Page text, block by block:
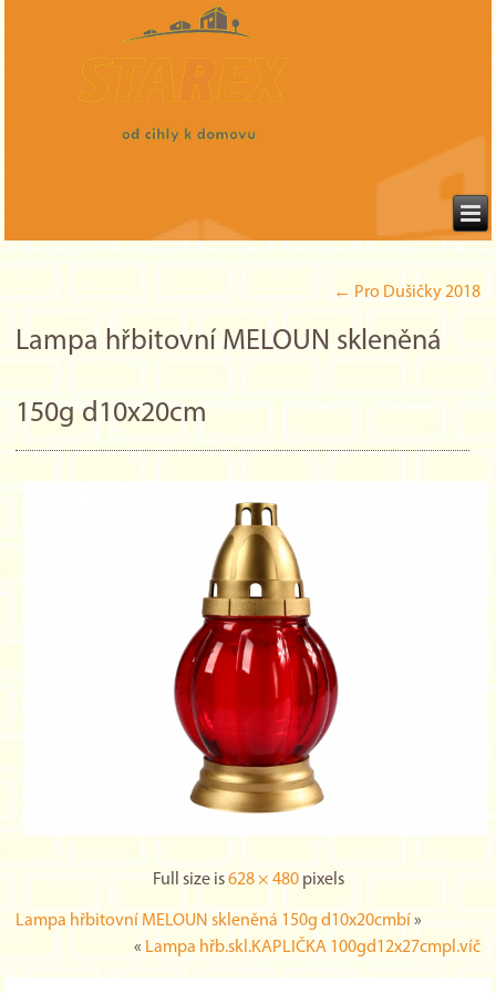
← Pro Dušičky 2018
Lampa hřbitovní MELOUN skleněná
150g d10x20cm
Full size is628 × 480pixels
Lampa hřbitovní MELOUN skleněná 150g d10x20cmbí »
« Lampa hřb.skl.KAPLIČKA 100gd12x27cmpl.víč